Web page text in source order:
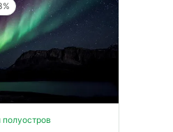
полуостров